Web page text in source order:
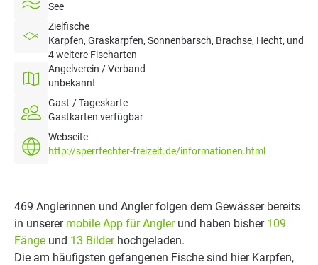
See
Zielfische
Karpfen, Graskarpfen, Sonnenbarsch, Brachse, Hecht, und
4 weitere Fischarten
Angelverein / Verband
unbekannt
Gast-/ Tageskarte
Gastkarten verfügbar
Webseite
http://sperrfechter-freizeit.de/informationen.html
469 Anglerinnen und Angler folgen dem Gewässer bereits
in unserer mobile App für Anglerund haben bisher 109
Fänge und 13 Bilderhochgeladen.
Die am häufigsten gefangenen Fische sind hier Karpfen,